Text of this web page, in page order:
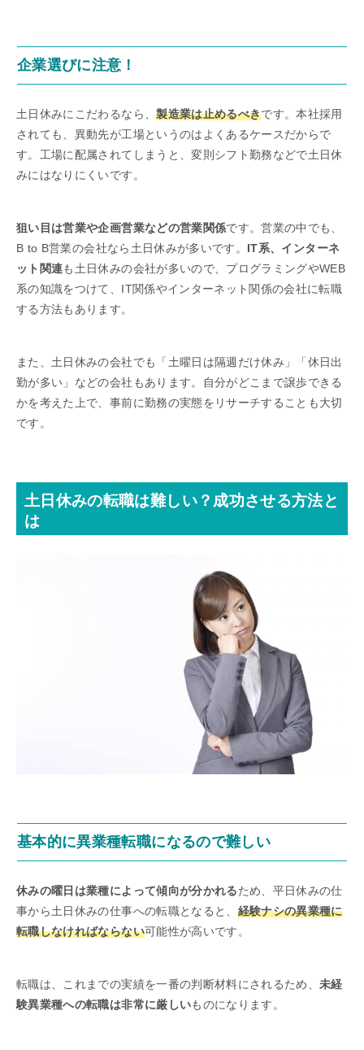
企業選びに注意！
土日休みにこだわるなら、製造業は止めるべきです。本社採用
されても、異動先が工場というのはよくあるケースだからで
す。工場に配属されてしまうと、変則シフト勤務などで土日休
みにはなりにくいです。
狙い目は営業や企画営業などの営業関係です。営業の中でも、
B to B営業の会社なら土日休みが多いです。 IT系、インターネ
ット関連も土日休みの会社が多いので、プログラミングやWEB
系の知識をつけて、IT関係やインターネット関係の会社に転職
する方法もあります。
また、土日休みの会社でも「土曜日は隔週だけ休み」「休日出
勤が多い」などの会社もあります。自分がどこまで譲歩できる
かを考えた上で、事前に勤務の実態をリサーチすることも大切
です。
土日休みの転職は難しい？成功させる方法と
は
基本的に異業種転職になるので難しい
休みの曜日は業種によって傾向が分かれるため、平日休みの仕
事から土日休みの仕事への転職となると、 経験ナシの異業種に
転職しなければならない可能性が高いです。
転職は、これまでの実績を一番の判断材料にされるため、未経
験異業種への転職は非常に厳しいものになります。